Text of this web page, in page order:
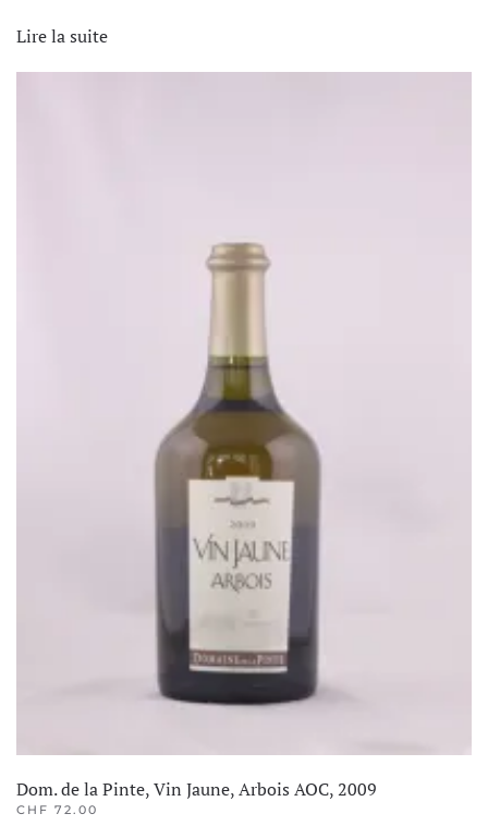
Lire la suite
Dom. de la Pinte, Vin Jaune, Arbois AOC, 2009
CHF 72.00